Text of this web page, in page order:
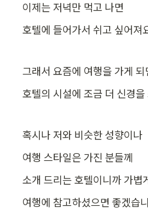
이제는 저녁만 먹고 나면
호텔에 들어가서 쉬고 싶어져
그래서 요즘에 여행을 가게 되
호텔의 시설에 조금 더 신경
혹시나 저와 비슷한 성향이나
여행 스타일은 가진 분들께
소개 드리는 호텔이니까 가볍
여행에 참고하셨으면 좋겠습